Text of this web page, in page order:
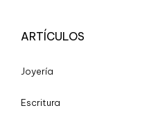
ARTÍCULOS
Joyería
Escritura